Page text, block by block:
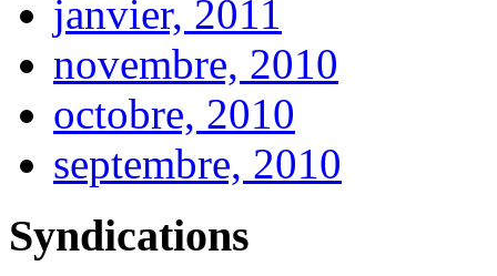
janvier, 2011
novembre, 2010
octobre, 2010
septembre, 2010
Syndications